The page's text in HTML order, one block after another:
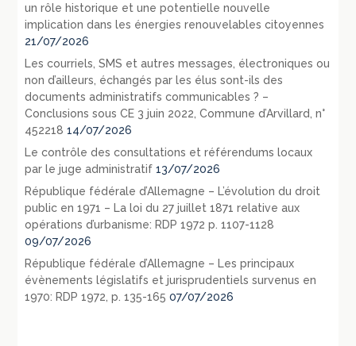
un rôle historique et une potentielle nouvelle
implication dans les énergies renouvelables citoyennes
21/07/2026
Les courriels, SMS et autres messages, électroniques ou
non d’ailleurs, échangés par les élus sont-ils des
documents administratifs communicables ? –
Conclusions sous CE 3 juin 2022, Commune d’Arvillard, n°
452218 14/07/2026
Le contrôle des consultations et référendums locaux
par le juge administratif 13/07/2026
République fédérale d’Allemagne – L’évolution du droit
public en 1971 – La loi du 27 juillet 1871 relative aux
opérations d’urbanisme: RDP 1972 p. 1107-1128
09/07/2026
République fédérale d’Allemagne – Les principaux
évènements législatifs et jurisprudentiels survenus en
1970: RDP 1972, p. 135-165 07/07/2026